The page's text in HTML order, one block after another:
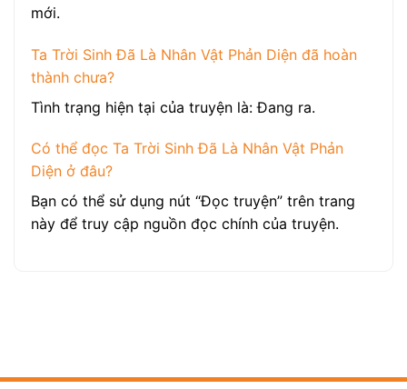
mới.
Ta Trời Sinh Đã Là Nhân Vật Phản Diện đã hoàn
thành chưa?
Tình trạng hiện tại của truyện là: Đang ra.
Có thể đọc Ta Trời Sinh Đã Là Nhân Vật Phản
Diện ở đâu?
Bạn có thể sử dụng nút “Đọc truyện” trên trang
này để truy cập nguồn đọc chính của truyện.